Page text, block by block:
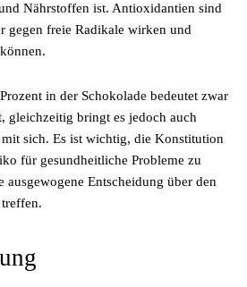
Nährstoffen ist. Antioxidantien sind
gegen freie Radikale wirken und
in der Schokolade bedeutet zwar
gleichzeitig bringt es jedoch auch
sich. Es ist wichtig, die Konstitution
für gesundheitliche Probleme zu
ausgewogene Entscheidung über den